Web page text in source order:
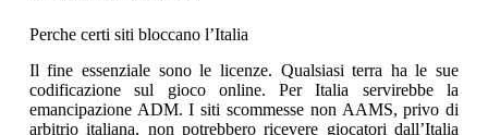
Perche certi siti bloccano l’Italia
Il fine essenziale sono le licenze. Qualsiasi terra ha le sue
codificazione sul gioco online. Per Italia servirebbe la
emancipazione ADM. I siti scommesse non AAMS, privo di
arbitrio italiana, non potrebbero ricevere giocatori dall’Italia